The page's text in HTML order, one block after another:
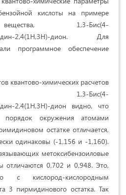
кислоты на примере
1,3-Бис(4-
2,4(1Н,3Н)-дион. Для
программное обеспечение
квантово-химических расчетов
1,3-Бис(4-
2,4(1Н,3Н)-дион видно, что
окружения атомами
остатке отличается,
одинаковы (-1,156 и -1,160).
метоксибензоиловые
отличаются 0,702 и 0,948. Это,
с кислород-кислородным
3 пирмидинового остатка. Так